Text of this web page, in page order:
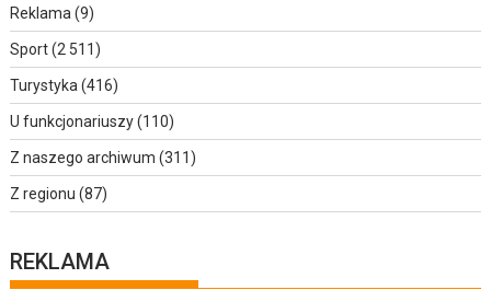
Reklama (9)
Sport(2 511)
Turystyka (416)
U funkcjonariuszy(110)
Z naszego archiwum (311)
Z regionu (87)
REKLAMA